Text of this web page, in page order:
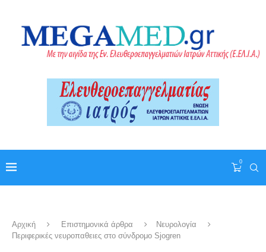
0
Αρχική Επιστημονικά άρθρα
Νευρολογία
Περιφερικές νευροπαθειες στο σύνδρομο Sjogren